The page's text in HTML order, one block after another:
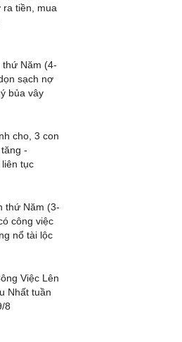
tiền, mua
Năm (4-
sạch nợ
bủa vây
cho, 3 con
-
tục
thứ Năm (3-
công việc
nổ tài lộc
Việc Lên
Nhất tuần
8